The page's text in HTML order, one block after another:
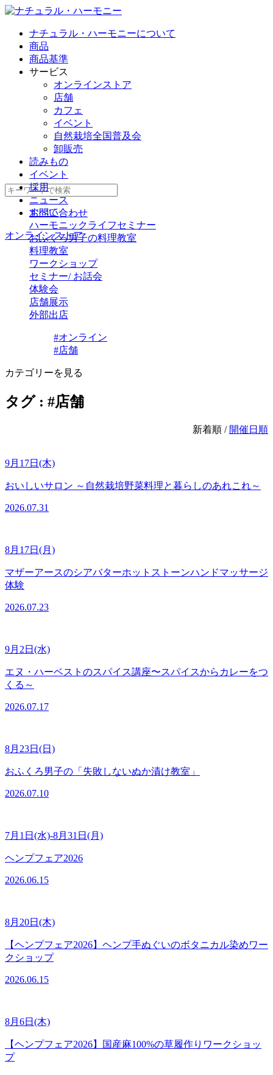
ナチュラル・ハーモニーについて
商品
商品基準
サービス
オンラインストア
店舗
カフェ
イベント
自然栽培全国普及会
卸販売
読みもの
イベント
採用
ニュース
お問い合わせ
オンラインストア
すべて
ハーモニックライフセミナー
おふくろ男子の料理教室
料理教室
ワークショップ
セミナー/ お話会
体験会
店舗展示
外部出店
#オンライン
#店舗
カテゴリーを見る
タグ : #店舗
新着順 / 開催日順
9月17日(木)
おいしいサロン ～自然栽培野菜料理と暮らしのあれこれ～
2026.07.31
8月17日(月)
マザーアースのシアバターホットストーンハンドマッサージ
体験
2026.07.23
9月2日(水)
エヌ・ハーベストのスパイス講座〜スパイスからカレーをつ
くる～
2026.07.17
8月23日(日)
おふくろ男子の「失敗しないぬか漬け教室」
2026.07.10
7月1日(水)-8月31日(月)
ヘンプフェア2026
2026.06.15
8月20日(木)
【ヘンプフェア2026】ヘンプ手ぬぐいのボタニカル染めワー
クショップ
2026.06.15
8月6日(木)
【ヘンプフェア2026】国産麻100%の草履作りワークショッ
プ